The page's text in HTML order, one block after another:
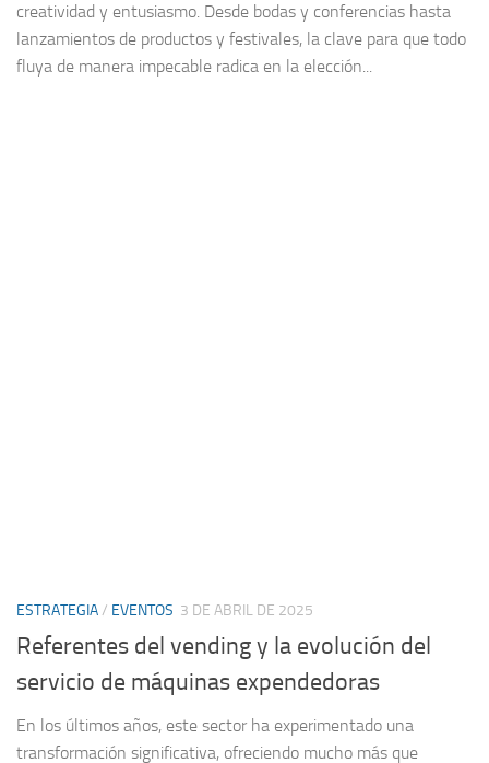
creatividad y entusiasmo. Desde bodas y conferencias hasta
lanzamientos de productos y festivales, la clave para que todo
fluya de manera impecable radica en la elección...
ESTRATEGIA/ EVENTOS 3 DE ABRIL DE 2025
Referentes del vending y la evolución del
servicio de máquinas expendedoras
En los últimos años, este sector ha experimentado una
transformación significativa, ofreciendo mucho más que